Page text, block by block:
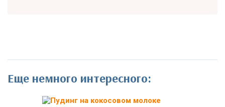
Еще немного интересного: